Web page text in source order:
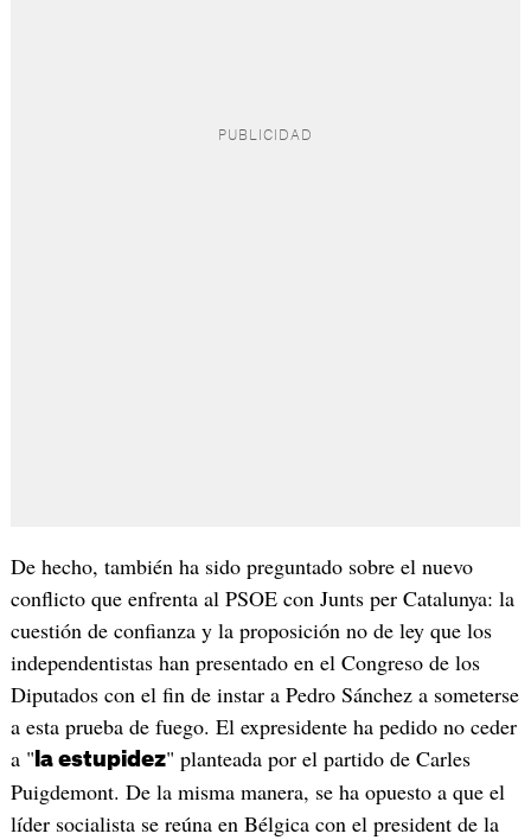
De hecho, también ha sido preguntado sobre el nuevo
conflicto que enfrenta al PSOE con Junts per Catalunya: la
cuestión de confianza y la proposición no de ley que los
independentistas han presentado en el Congreso de los
Diputados con el fin de instar a Pedro Sánchez a someterse
a esta prueba de fuego. El expresidente ha pedido no ceder
a " la estupidez" planteada por el partido de Carles
Puigdemont. De la misma manera, se ha opuesto a que el
líder socialista se reúna en Bélgica con el president de la